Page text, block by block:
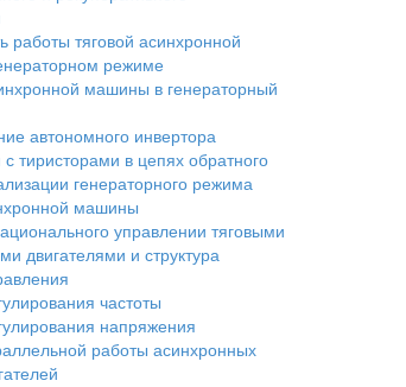
работы тяговой асинхронной
режиме
машины в генераторный
автономного инвертора
тиристорами в цепях обратного
генераторного режима
машины
управлении тяговыми
двигателями и структура
частоты
напряжения
работы асинхронных